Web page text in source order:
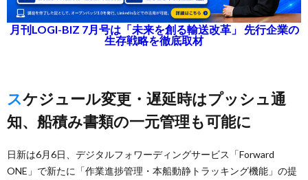
月刊LOGI-BIZ 7月号は「未来を創る輸送改革」 先行企業の
生存戦略を徹底取材
スケジュール変更・遅延時はプッシュ通
知、船積み書類の一元管理も可能に
日新は6月6日、デジタルフォワーディングサービス「Forward
ONE」で新たに「作業進捗管理・本船動静トラッキング機能」の提